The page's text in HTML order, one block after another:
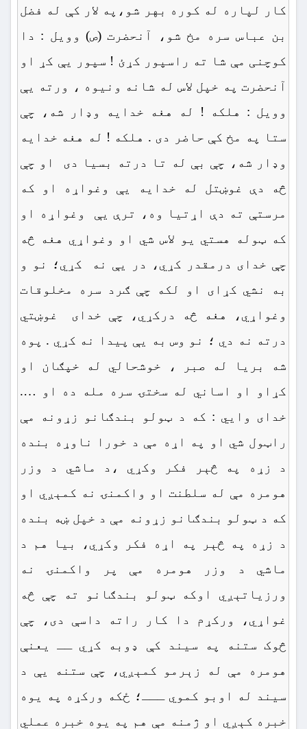
کار لپاره له کوره بهر شو،په لار کې له فضل
بن عباس سره مخ شو، آنحضرت (ص) وویل : دا
کوچنی مې شا ته راسپور کړئ ! سپور یې کړ او
آنحضرت په خپل لاس له شانه ونیوه ، ورته یې
وویل : هلکه ! له هغه خدایه وډار شه، چې
ستا په مخ کې حاضر دی . هلکه ! له هغه خدایه
وډار شه، چې بې له تا درته بسیا دی او چې
څه دې غوښتل له خدایه یې وغواړه او که
مرستې ته دې اړتیا وه، ترې یې وغواړه او
که ټوله هستي یو لاس شي او وغواړي هغه څه
چې خدای درمقدر کړي، در یې نه کړي؛ نو و
به نشي کړای او لکه چې ګرد سره مخلوقات
وغواړي، هغه څه درکړي، چې خدای غوښتي
درته نه دي ؛ نو وس به یې پیدا نه کړي . پوه
شه بریا له صبر ، خوشحالي له خپګان او
کړاو او اساني له سختۍ سره مله ده او ….
خدای وایي : که د ټولو بندګانو زړونه مې
راټول شي او په اړه مې د خورا ناوړه بنده
د زړه په څېر فکر وکړي ،د ماشي د وزر
هومره مې له سلطنت او واکمنۍ نه کمېږي او
که د ټولو بندګانو زړونه مې د خپل ښه بنده
د زړه په څېر په اړه فکر وکړي، بیا هم د
ماشي د وزر هومره مې پر واکمنۍ نه
ورزیاتېږي اوکه ټولو بندګانو ته چې څه
غواړي، ورکړم دا کار راته داسې دی، چې
څوک ستنه په سیند کې ډوبه کړي ــ یعنې
هومره مې له زېرمو کمېږي، چې ستنه یې د
سیند له اوبو کموي ـــ؛ ځکه ورکړه په یوه
خبره کېږي او ژمنه مې هم په یوه خبره عملي